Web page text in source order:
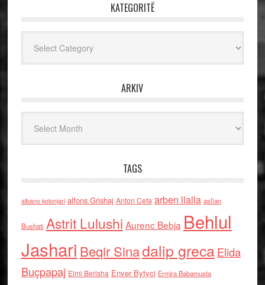
KATEGORITË
ARKIV
TAGS
albano kolonjari alfons Grishaj Anton Cefa arben llalla asllan
Bushati Astrit Lulushi Aurenc Bebja Behlul
Jashari Beqir Sinadalip grecaElida
Buçpapaj Elmi Berisha Enver Bytyci Ermira Babamusta